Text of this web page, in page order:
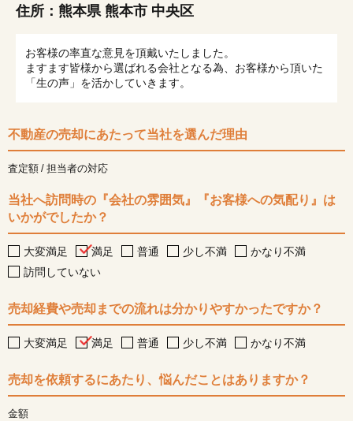
住所： 熊本県 熊本市 中央区
お客様の率直な意見を頂戴いたしました。
ますます皆様から選ばれる会社となる為、お客様から頂いた
「生の声」を活かしていきます。
不動産の売却にあたって当社を選んだ理由
査定額 担当者の対応
当社へ訪問時の『会社の雰囲気』『お客様への気配り』は
いかがでしたか？
大変満足 満足 普通 少し不満
かなり不満
訪問していない
売却経費や売却までの流れは分かりやすかったですか？
大変満足 満足 普通 少し不満 かなり不満
売却を依頼するにあたり、悩んだことはありますか？
金額